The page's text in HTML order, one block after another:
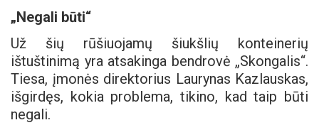
„Negali būti“
Už šių rūšiuojamų šiukšlių konteinerių
ištuštinimą yra atsakinga bendrovė „Skongalis“.
Tiesa, įmonės direktorius Laurynas Kazlauskas,
išgirdęs, kokia problema, tikino, kad taip būti
negali.